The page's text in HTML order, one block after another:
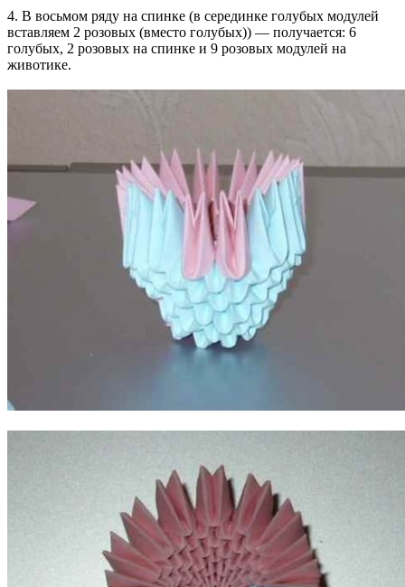
4. В восьмом ряду на спинке (в серединке голубых модулей
вставляем 2 розовых (вместо голубых)) — получается: 6
голубых, 2 розовых на спинке и 9 розовых модулей на
животике.